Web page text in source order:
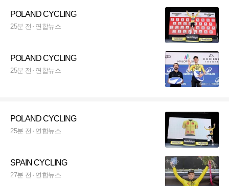
POLAND CYCLING
25분 전 연합뉴스
POLAND CYCLING
25분 전 연합뉴스
POLAND CYCLING
25분 전 연합뉴스
SPAIN CYCLING
27분 전 연합뉴스